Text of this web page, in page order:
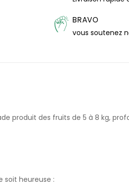
BRAVO
vous soutenez
produit des fruits de 5 à 8 kg,
soit heureuse :